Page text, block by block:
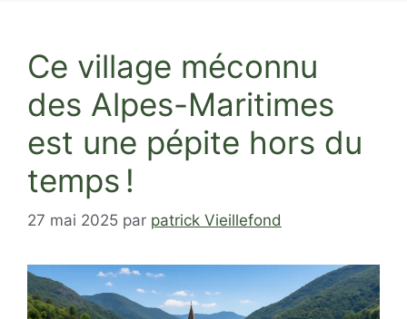
Ce village méconnu
des Alpes-Maritimes
est une pépite hors du
temps !
27 mai 2025 par patrick Vieillefond